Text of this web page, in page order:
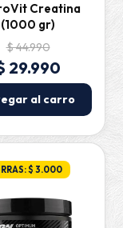
Creatina
(1000 gr)
$ 44.990
29.990
al carro
$ 3.000